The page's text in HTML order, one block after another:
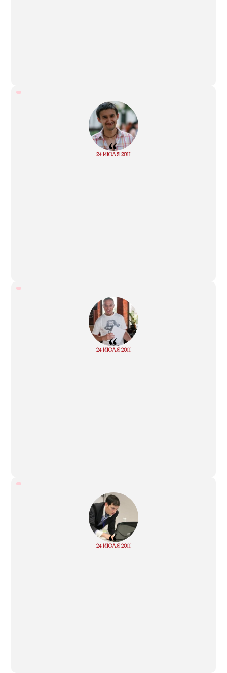
“
24 ИЮЛЯ 2011
Read
“
24 ИЮЛЯ 2011
Read
“
24 ИЮЛЯ 2011
Read